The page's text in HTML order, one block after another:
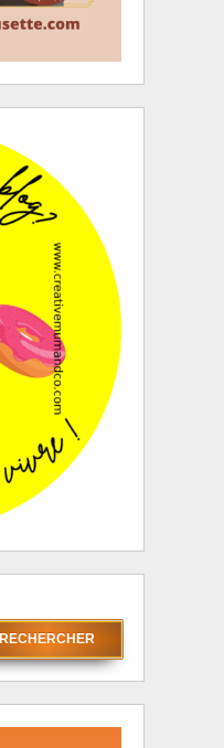
RECHERCHER